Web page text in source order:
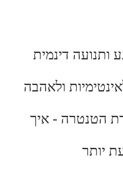
ותנועה דינמית
ולאהבה
הטנטרה - איך
יותר